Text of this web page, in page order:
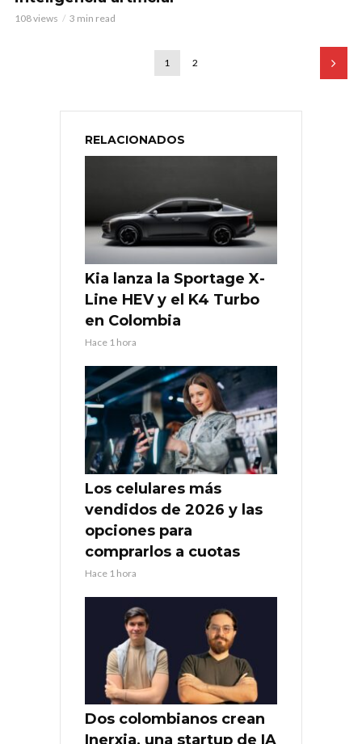
108 views 3 min read
1 2
RELACIONADOS
Kia lanza la Sportage X-
Line HEV y el K4 Turbo
en Colombia
Hace 1 hora
Los celulares más
vendidos de 2026 y las
opciones para
comprarlos a cuotas
Hace 1 hora
Dos colombianos crean
Inerxia, una startup de IA